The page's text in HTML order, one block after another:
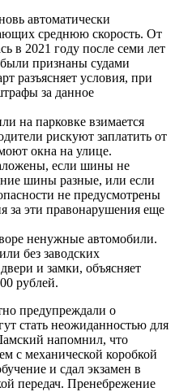
автоматически
среднюю скорость. От
в 2021 году после семи лет
признаны судами
разъясняет условия, при
за данное
на парковке взимается
рискуют заплатить от
окна на улице.
если шины не
шины разные, или если
не предусмотрены
за эти правонарушения еще
ненужные автомобили.
без заводских
и замки, объясняет
рублей.
предупреждали о
стать неожиданностью для
напомнил, что
с механической коробкой
и сдал экзамен в
передач. Пренебрежение